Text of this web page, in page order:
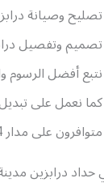
تصليح وصيانة
تصميم وتفصيل
نتبع أفضل الرسوم
كما نعمل على
متوافرون على مدار 24 ساعة وطيلة أيام الأسبوع اطلب
حداد درابزين